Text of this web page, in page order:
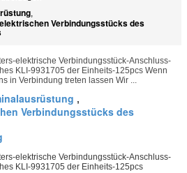
,
Verbindungsstücks des
elektrische Verbindungsstück-Anschluss-
KLI-9931705 der Einheits-125pcs Wenn
in Verbindung treten lassen Wir ...
,
Verbindungsstücks des
elektrische Verbindungsstück-Anschluss-
KLI-9931705 der Einheits-125pcs